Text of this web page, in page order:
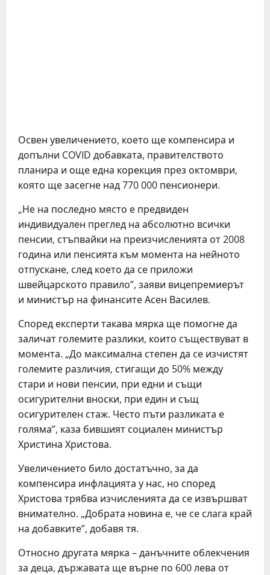
Освен увеличението, което ще компенсира и
допълни COVID добавката, правителството
планира и още една корекция през октомври,
която ще засегне над 770 000 пенсионери.
„Не на последно място е предвиден
индивидуален преглед на абсолютно всички
пенсии, стъпвайки на преизчисленията от 2008
година или пенсията към момента на нейното
отпускане, след което да се приложи
швейцарското правило”, заяви вицепремиерът
и министър на финансите Асен Василев.
Според експерти такава мярка ще помогне да
заличат големите разлики, които съществуват в
момента. „До максимална степен да се изчистят
големите различия, стигащи до 50% между
стари и нови пенсии, при едни и същи
осигурителни вноски, при един и същ
осигурителен стаж. Често пъти разликата е
голяма”, каза бившият социален министър
Христина Христова.
Увеличението било достатъчно, за да
компенсира инфлацията у нас, но според
Христова трябва изчисленията да се извършват
внимателно. „Добрата новина е, че се слага край
на добавките”, добавя тя.
Относно другата мярка – данъчните облекчения
за деца, държавата ще върне по 600 лева от